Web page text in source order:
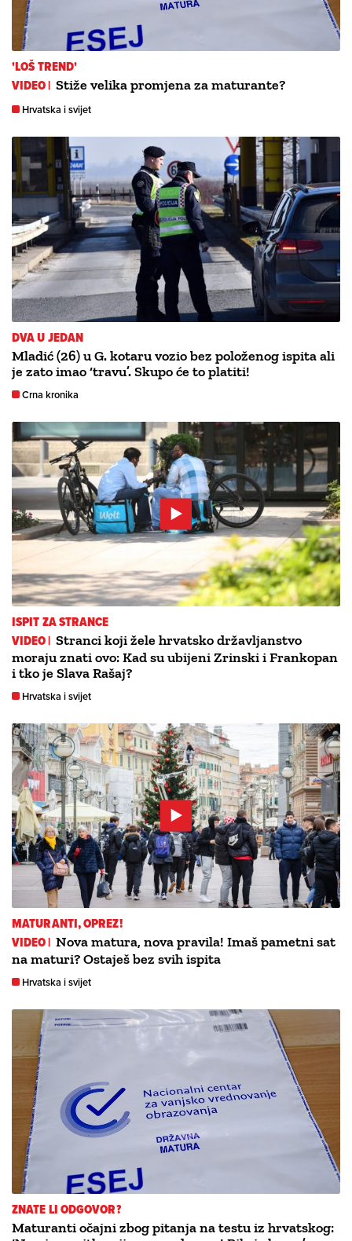
'LOŠ TREND'
VIDEO | Stiže velika promjena za maturante?
Hrvatska i svijet
DVA U JEDAN
Mladić (26) u G. kotaru vozio bez položenog ispita ali
je zato imao ‘travu’. Skupo će to platiti!
Crna kronika
ISPIT ZA STRANCE
VIDEO | Stranci koji žele hrvatsko državljanstvo
moraju znati ovo: Kad su ubijeni Zrinski i Frankopan
i tko je Slava Rašaj?
Hrvatska i svijet
MATURANTI, OPREZ!
VIDEO | Nova matura, nova pravila! Imaš pametni sat
na maturi? Ostaješ bez svih ispita
Hrvatska i svijet
ZNATE LI ODGOVOR?
Maturanti očajni zbog pitanja na testu iz hrvatskog: